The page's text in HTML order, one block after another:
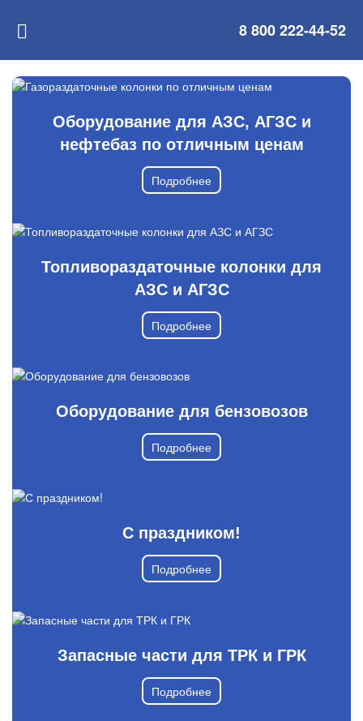
8 800 222-44-52
Оборудование для АЗС, АГЗС и
нефтебаз по отличным ценам
Подробнее
Топливораздаточные колонки для
АЗС и АГЗС
Подробнее
Оборудование для бензовозов
Подробнее
С праздником!
Подробнее
Запасные части для ТРК и ГРК
Подробнее